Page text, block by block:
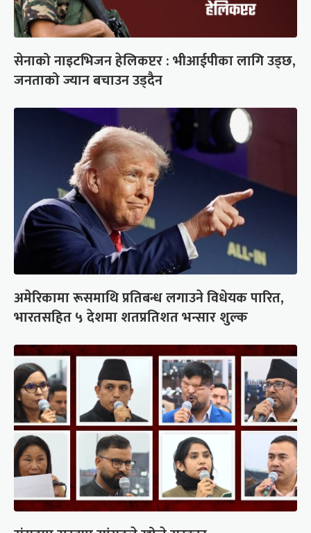
सेनाको नाइटभिजन हेलिकप्टर : भीआईपीका लागि उड्छ,
जनताको ज्यान बचाउन उड्दैन
अमेरिकामा रूसमाथि प्रतिबन्ध लगाउने विधेयक पारित,
भारतसहित ५ देशमा शतप्रतिशत भन्सार शुल्क